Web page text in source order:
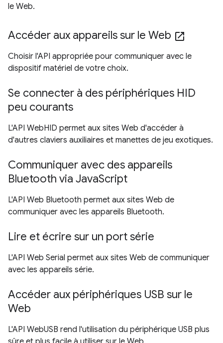
le Web.
Accéder aux appareils sur le Web open_in_new
Choisir l'API appropriée pour communiquer avec le
dispositif matériel de votre choix.
Se connecter à des périphériques HID
peu courants
L'API WebHID permet aux sites Web d'accéder à
d'autres claviers auxiliaires et manettes de jeu exotiques.
Communiquer avec des appareils
Bluetooth via JavaScript
L'API Web Bluetooth permet aux sites Web de
communiquer avec les appareils Bluetooth.
Lire et écrire sur un port série
L'API Web Serial permet aux sites Web de communiquer
avec les appareils série.
Accéder aux périphériques USB sur le
Web
L'API WebUSB rend l'utilisation du périphérique USB plus